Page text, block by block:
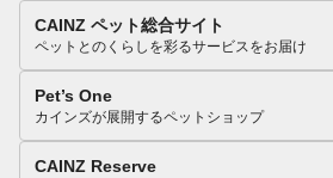
CAINZ ペット総合サイト
ペットとのくらしを彩るサービスをお届け
Pet’s One
カインズが展開するペットショップ
CAINZ Reserve